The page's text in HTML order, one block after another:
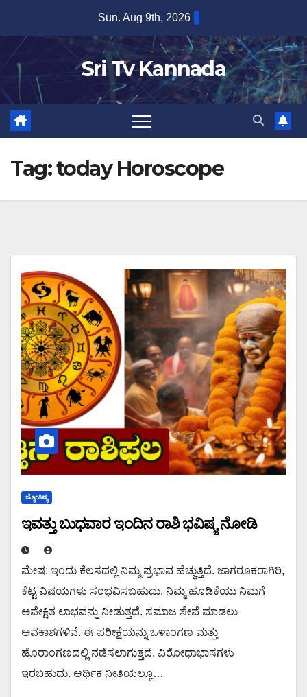
content
Sun. Aug 9th, 2026
Sri Tv Kannada
Tag:today Horoscope
ಜ್ಯೋತಿಷ್ಯ
ಇವತ್ತು ಬುಧವಾರ ಇಂದಿನ ರಾಶಿ ಭವಿಷ್ಯ ನೋಡಿ
ಮೇಷ: ಇಂದು ಕೆಲಸದಲ್ಲಿ ನಿಮ್ಮ ಪ್ರಭಾವ ಹೆಚ್ಚುತ್ತಿದೆ. ಜಾಗರೂಕರಾಗಿರಿ,
ಕೆಟ್ಟ ವಿಷಯಗಳು ಸಂಭವಿಸಬಹುದು. ನಿಮ್ಮ ಹೂಡಿಕೆಯು ನಿಮಗೆ
ಅಪೇಕ್ಷಿತ ಲಾಭವನ್ನು ನೀಡುತ್ತದೆ. ಸಮಾಜ ಸೇವೆ ಮಾಡಲು
ಅವಕಾಶಗಳಿವೆ. ಈ ಪರೀಕ್ಷೆಯನ್ನು ಒಳಾಂಗಣ ಮತ್ತು
ಹೊರಾಂಗಣದಲ್ಲಿ ನಡೆಸಲಾಗುತ್ತದೆ. ವಿರೋಧಾಭಾಸಗಳು
ಇರಬಹುದು. ಆರ್ಥಿಕ ನೀತಿಯಲ್ಲೂ…